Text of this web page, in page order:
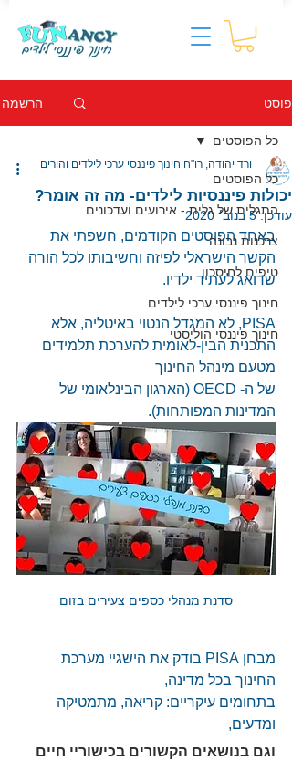
פוסט הרשמה
כל הפוסטים
התגלית של גלית - אירועים ועדכונים
צרכנות נבונה
טיפים לחיסכון
חינוך פיננסי ערכי לילדים
חינוך פיננסי הוליסטי
כל הפוסטים
יכולות פיננסיות לילדים- מה זה אומר?
ורד יהודה, רו"ח חינוך פיננסי ערכי לילדים והורים
עודכן:5 בנוב׳ 2020
באחד הפוסטים הקודמים, חשפתי את
הקשר הישראלי לפיזה וחשיבותו לכל הורה
שדואג לעתיד ילדיו.
PISA, לא המגדל הנטוי באיטליה, אלא
התכנית הבין-לאומית להערכת תלמידים
מטעם מינהל החינוך
של ה- OECD (הארגון הבינלאומי של
המדינות המפותחות).
סדנת מנהלי כספים צעירים בזום
מבחן PISA בודק את הישגיי מערכת
החינוך בכל מדינה,
בתחומים עיקריים: קריאה, מתמטיקה
ומדעים,
וגם בנושאים הקשורים בכישוריי חיים